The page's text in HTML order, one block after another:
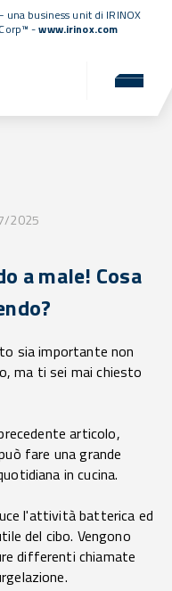
una business unit di IRINOX
-www.irinox.com
2025
a male! Cosa
sia importante non
ma ti sei mai chiesto
articolo,
fare una grande
in cucina.
l'attività batterica ed
del cibo. Vengono
differenti chiamate